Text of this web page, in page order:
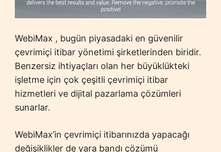
WebiMax , bugün piyasadaki en güvenilir
çevrimiçi itibar yönetimi şirketlerinden biridir.
Benzersiz ihtiyaçları olan her büyüklükteki
işletme için çok çeşitli çevrimiçi itibar
hizmetleri ve dijital pazarlama çözümleri
sunarlar.
WebiMax’in çevrimiçi itibarınızda yapacağı
değişiklikler de yara bandı çözümü